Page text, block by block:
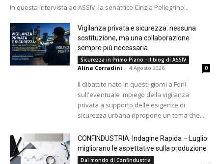
In questa intervista ad ASSIV, la senatrice Cinzia Pellegrino...
Vigilanza privata e sicurezza: nessuna
sostituzione, ma una collaborazione
sempre più necessaria
Sicurezza in Primo Piano - Il blog di ASSIV
Alina Corradini - 4 Agosto 2026 0
Il dibattito nato in questi giorni a Forlì
sull'eventuale impiego della vigilanza
privata a supporto delle esigenze di
sicurezza urbana ripropone un tema che...
CONFINDUSTRIA: Indagine Rapida – Luglio:
migliorano le aspettative sulla produzione
Dal mondo di Confindustria